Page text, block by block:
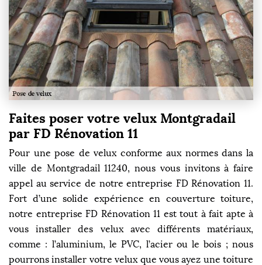
Faites poser votre velux Montgradail
par FD Rénovation 11
Pour une pose de velux conforme aux normes dans la
ville de Montgradail 11240, nous vous invitons à faire
appel au service de notre entreprise FD Rénovation 11.
Fort d’une solide expérience en couverture toiture,
notre entreprise FD Rénovation 11 est tout à fait apte à
vous installer des velux avec différents matériaux,
comme : l’aluminium, le PVC, l’acier ou le bois ; nous
pourrons installer votre velux que vous ayez une toiture